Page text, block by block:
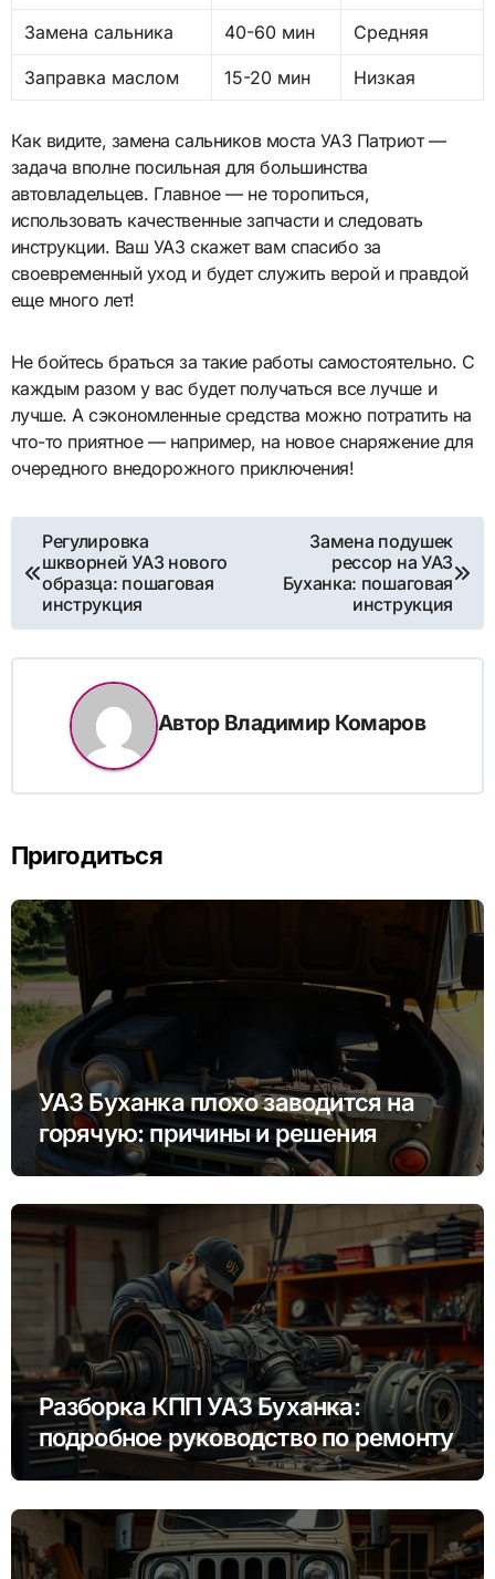
Замена сальника 40-60 мин Средняя
Заправка маслом 15-20 мин Низкая
Как видите, замена сальников моста УАЗ Патриот —
задача вполне посильная для большинства
автовладельцев. Главное — не торопиться,
использовать качественные запчасти и следовать
инструкции. Ваш УАЗ скажет вам спасибо за
своевременный уход и будет служить верой и правдой
еще много лет!
Не бойтесь браться за такие работы самостоятельно. С
каждым разом у вас будет получаться все лучше и
лучше. А сэкономленные средства можно потратить на
что-то приятное — например, на новое снаряжение для
очередного внедорожного приключения!
Навигация
по
записям
Регулировка
шкворней УАЗ нового
образца: пошаговая
инструкция
Замена подушек
рессор на УАЗ
Буханка: пошаговая
инструкция
Автор Владимир Комаров
Пригодиться
УАЗ Буханка плохо заводится на
горячую: причины и решения
Разборка КПП УАЗ Буханка:
подробное руководство по ремонту